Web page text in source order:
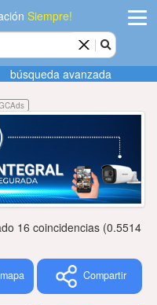
Siempre!
Agregar
empresa
Actualizar
datos
Publicidad
Tiendacores
búsqueda avanzada
16 coincidencias (0.5514
Compartir